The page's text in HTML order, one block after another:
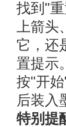
找到"‌
上箭
它，还
置提示。‌‌‌
按"‌开
后装入
特别提